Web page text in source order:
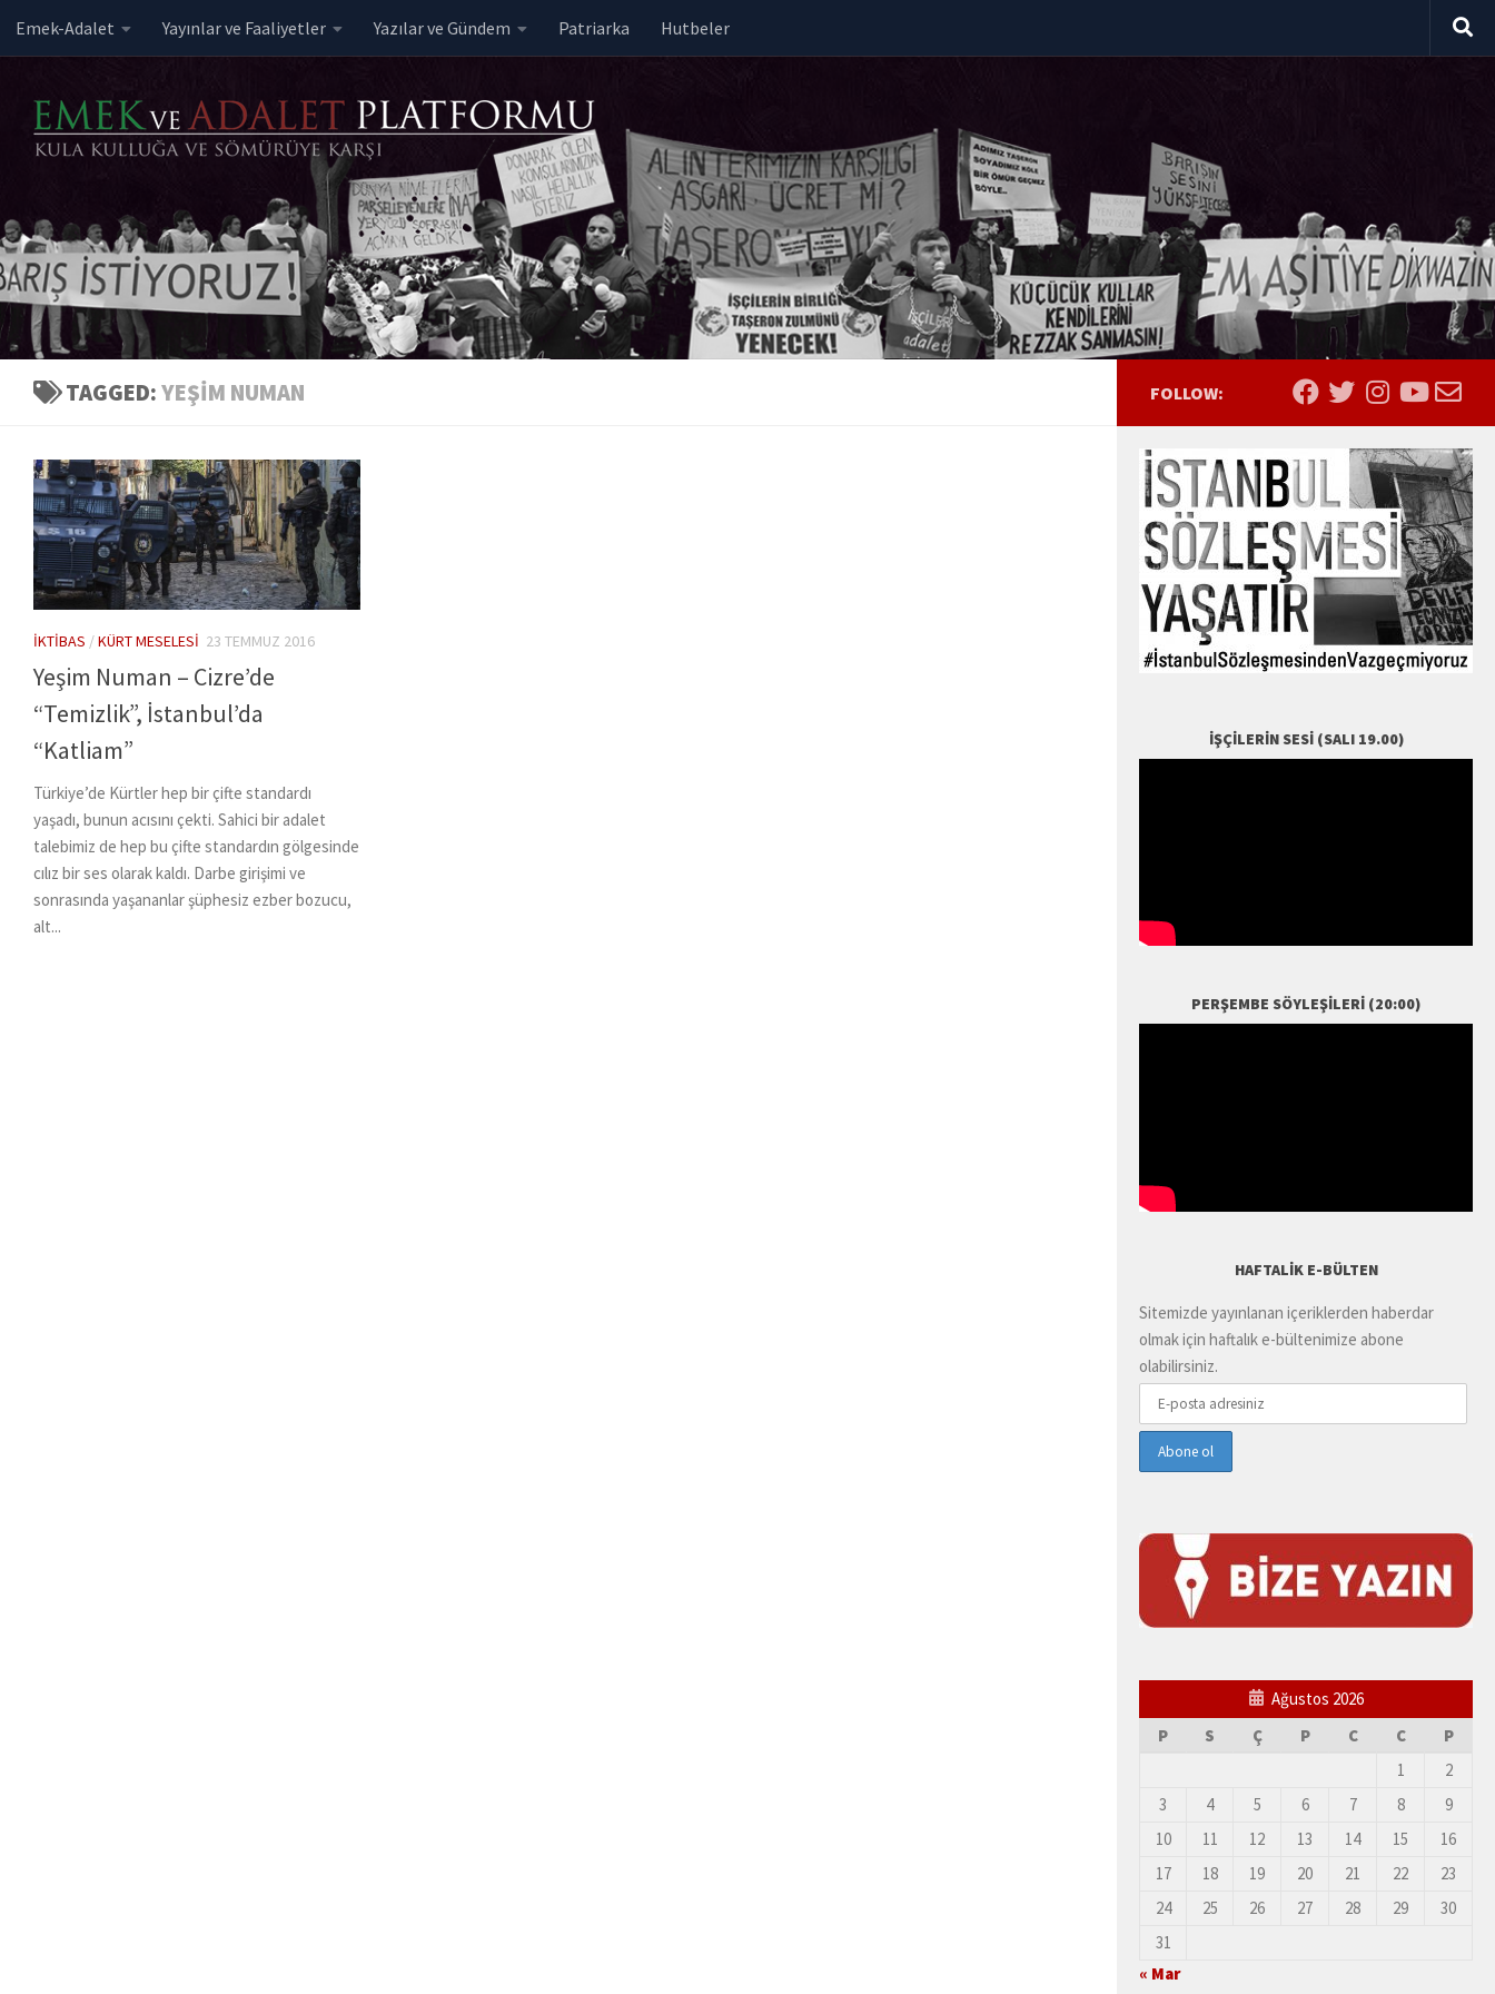
Skip to content
Emek-Adalet Yayınlar ve Faaliyetler Yazılar ve Gündem Patriarka Hutbeler
TAGGED:YEŞIM NUMAN
İKTIBAS /KÜRT MESELESI 23 TEMMUZ 2016
Yeşim Numan – Cizre’de
“Temizlik”, İstanbul’da
“Katliam”
Türkiye’de Kürtler hep bir çifte standardı
yaşadı, bunun acısını çekti. Sahici bir adalet
talebimiz de hep bu çifte standardın gölgesinde
cılız bir ses olarak kaldı. Darbe girişimi ve
sonrasında yaşananlar şüphesiz ezber bozucu,
alt...
FOLLOW:
İŞÇILERIN SESI (SALI 19.00)
PERŞEMBE SÖYLEŞILERI (20:00)
HAFTALIK E-BÜLTEN
Sitemizde yayınlanan içeriklerden haberdar
olmak için haftalık e-bültenimize abone
olabilirsiniz.
Ağustos 2026
P
S Ç P C C
P
1
2
3
4 5 6 7 8
9
10
11 12 13 14 15
16
17
18 19 20 21 22
23
24
25 26 27 28 29
30
31
« Mar